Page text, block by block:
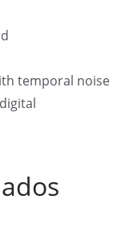
temporal noise